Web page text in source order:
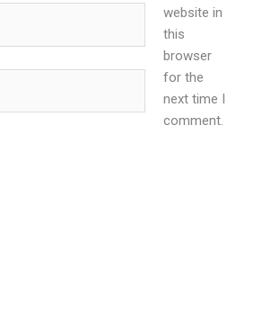
website in
this
browser
for the
next time I
comment.